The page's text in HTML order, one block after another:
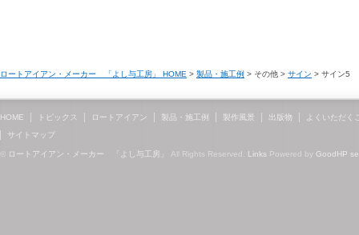
ロートアイアン・メーカー 「よし与工房」 HOME > 製品・施工例 > その他 > サイン > サイン5
HOME トピックス ロートアイアン 製品・施工例 製作風景 出版物
よくいただく
サイトマップ
ロートアイアン・メーカー 「よし与工房」 All Rights Reserved. Links Powered by GoodHP